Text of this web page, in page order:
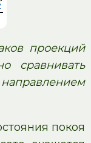
проекций
сравнивать
покоя